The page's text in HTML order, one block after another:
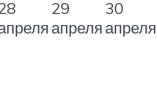
29
апреля
30
апреля